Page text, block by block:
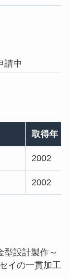
請中
取得年
2002
2002
型設計製作～
イの一貫加工